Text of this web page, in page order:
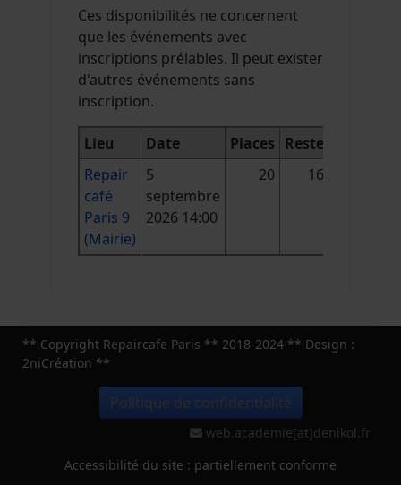
Ces disponibilités ne concernent
que les événements avec
inscriptions prélables. Il peut exister
d'autres événements sans
inscription.
Lieu Date Places Reste
Repair
café
Paris 9
(Mairie)
5
septembre
2026 14:00
20 16
** Copyright Repaircafe Paris ** 2018-2024 ** Design :
2niCréation **
Politique de confidentialité
web.academie[at]denikol.fr
Accessibilité du site : partiellement conforme